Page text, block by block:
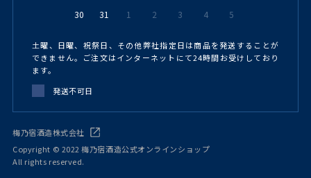
30 31 1 2 3 4 5
土曜、日曜、祝祭日、その他弊社指定日は商品を発送することが
できません。ご注文はインターネットにて24時間お受けしており
ます。
発送不可日
梅乃宿酒造株式会社
Copyright © 2022 梅乃宿酒造公式オンラインショップ
All rights reserved.